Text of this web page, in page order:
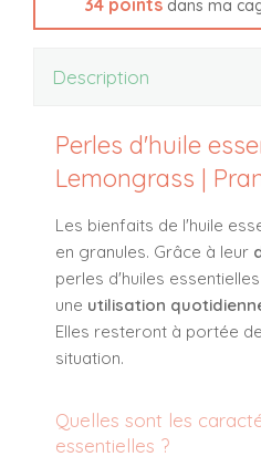
34 points dans ma
Description
Perles d'huile
Lemongrass |
Les bienfaits de l'huile
en granules. Grâce à leur
perles d'huiles
une utilisation
Elles resteront à portée
situation.
Quelles sont les
essentielles ?